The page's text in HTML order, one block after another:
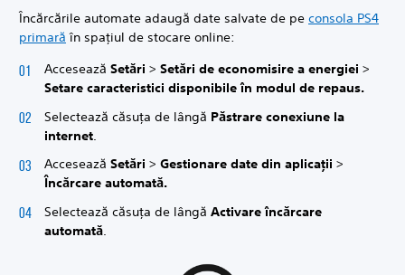
Încărcările automate adaugă date salvate de pe consola PS4
primară în spațiul de stocare online:
Accesează Setări > Setări de economisire a energiei >
Setare caracteristici disponibile în modul de repaus.
Selectează căsuța de lângă Păstrare conexiune la
internet
Accesează Setări > Gestionare date din aplicații >
Încărcare automată.
Selectează căsuța de lângă Activare încărcare
automată